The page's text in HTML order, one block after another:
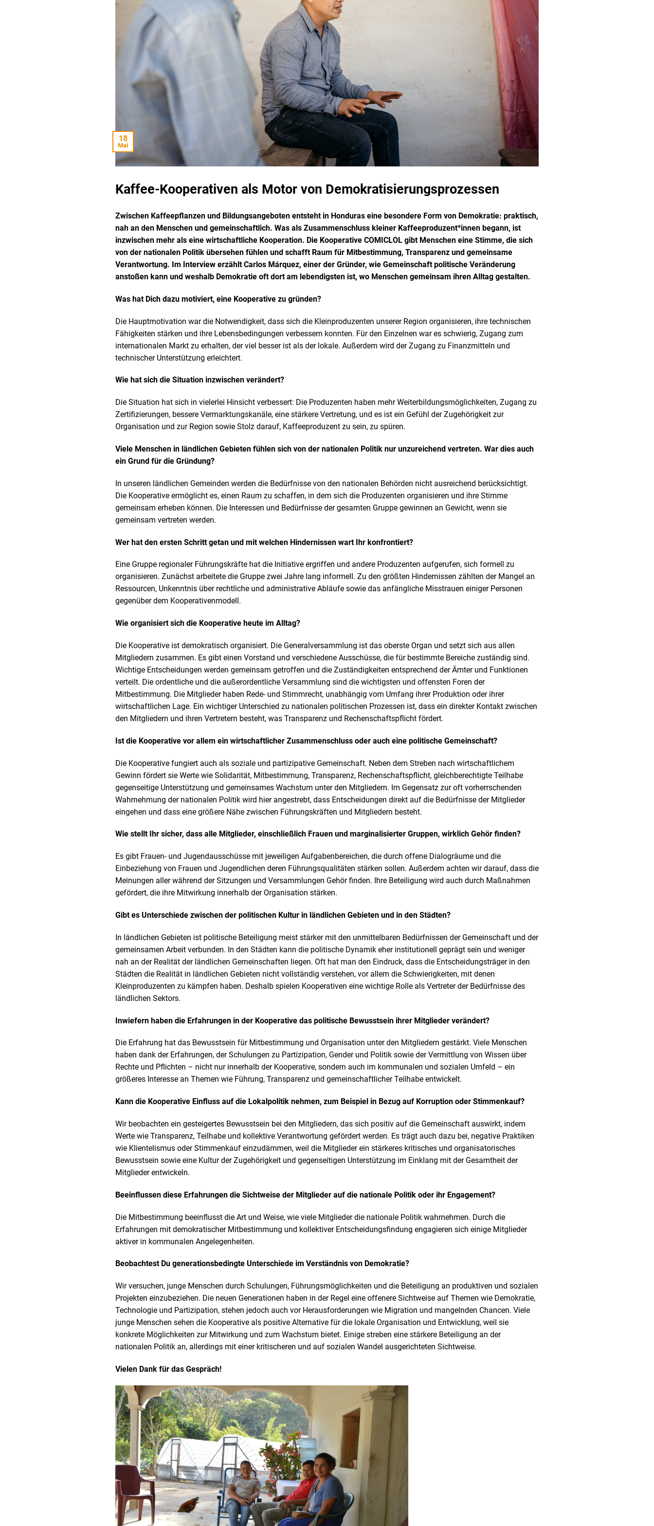
Kaffee-Kooperativen als Motor von Demokratisierungsprozessen
18
Mai
Zwischen Kaffeepflanzen und Bildungsangeboten entsteht in Honduras eine besondere Form von Demokratie: praktisch,
nah an den Menschen und gemeinschaftlich. Was als Zusammenschluss kleiner Kaffeeproduzent*innen begann, ist
inzwischen mehr als eine wirtschaftliche Kooperation. Die Kooperative COMICLOL gibt Menschen eine Stimme, die sich
von der nationalen Politik übersehen fühlen und schafft Raum für Mitbestimmung, Transparenz und gemeinsame
Verantwortung. Im Interview erzählt Carlos Márquez, einer der Gründer, wie Gemeinschaft politische Veränderung
anstoßen kann und weshalb Demokratie oft dort am lebendigsten ist, wo Menschen gemeinsam ihren Alltag gestalten.
Was hat Dich dazu motiviert, eine Kooperative zu gründen?
Die Hauptmotivation war die Notwendigkeit, dass sich die Kleinproduzenten unserer Region organisieren, ihre technischen
Fähigkeiten stärken und ihre Lebensbedingungen verbessern konnten. Für den Einzelnen war es schwierig, Zugang zum
internationalen Markt zu erhalten, der viel besser ist als der lokale. Außerdem wird der Zugang zu Finanzmitteln und
technischer Unterstützung erleichtert.
Wie hat sich die Situation inzwischen verändert?
Die Situation hat sich in vielerlei Hinsicht verbessert: Die Produzenten haben mehr Weiterbildungsmöglichkeiten, Zugang zu
Zertifizierungen, bessere Vermarktungskanäle, eine stärkere Vertretung, und es ist ein Gefühl der Zugehörigkeit zur
Organisation und zur Region sowie Stolz darauf, Kaffeeproduzent zu sein, zu spüren.
Viele Menschen in ländlichen Gebieten fühlen sich von der nationalen Politik nur unzureichend vertreten. War dies auch
ein Grund für die Gründung?
In unseren ländlichen Gemeinden werden die Bedürfnisse von den nationalen Behörden nicht ausreichend berücksichtigt.
Die Kooperative ermöglicht es, einen Raum zu schaffen, in dem sich die Produzenten organisieren und ihre Stimme
gemeinsam erheben können. Die Interessen und Bedürfnisse der gesamten Gruppe gewinnen an Gewicht, wenn sie
gemeinsam vertreten werden.
Wer hat den ersten Schritt getan und mit welchen Hindernissen wart Ihr konfrontiert?
Eine Gruppe regionaler Führungskräfte hat die Initiative ergriffen und andere Produzenten aufgerufen, sich formell zu
organisieren. Zunächst arbeitete die Gruppe zwei Jahre lang informell. Zu den größten Hindernissen zählten der Mangel an
Ressourcen, Unkenntnis über rechtliche und administrative Abläufe sowie das anfängliche Misstrauen einiger Personen
gegenüber dem Kooperativenmodell.
Wie organisiert sich die Kooperative heute im Alltag?
Die Kooperative ist demokratisch organisiert. Die Generalversammlung ist das oberste Organ und setzt sich aus allen
Mitgliedern zusammen. Es gibt einen Vorstand und verschiedene Ausschüsse, die für bestimmte Bereiche zuständig sind.
Wichtige Entscheidungen werden gemeinsam getroffen und die Zuständigkeiten entsprechend der Ämter und Funktionen
verteilt. Die ordentliche und die außerordentliche Versammlung sind die wichtigsten und offensten Foren der
Mitbestimmung. Die Mitglieder haben Rede- und Stimmrecht, unabhängig vom Umfang ihrer Produktion oder ihrer
wirtschaftlichen Lage. Ein wichtiger Unterschied zu nationalen politischen Prozessen ist, dass ein direkter Kontakt zwischen
den Mitgliedern und ihren Vertretern besteht, was Transparenz und Rechenschaftspflicht fördert.
Ist die Kooperative vor allem ein wirtschaftlicher Zusammenschluss oder auch eine politische Gemeinschaft?
Die Kooperative fungiert auch als soziale und partizipative Gemeinschaft. Neben dem Streben nach wirtschaftlichem
Gewinn fördert sie Werte wie Solidarität, Mitbestimmung, Transparenz, Rechenschaftspflicht, gleichberechtigte Teilhabe
gegenseitige Unterstützung und gemeinsames Wachstum unter den Mitgliedern. Im Gegensatz zur oft vorherrschenden
Wahrnehmung der nationalen Politik wird hier angestrebt, dass Entscheidungen direkt auf die Bedürfnisse der Mitglieder
eingehen und dass eine größere Nähe zwischen Führungskräften und Mitgliedern besteht.
Wie stellt Ihr sicher, dass alle Mitglieder, einschließlich Frauen und marginalisierter Gruppen, wirklich Gehör finden?
Es gibt Frauen- und Jugendausschüsse mit jeweiligen Aufgabenbereichen, die durch offene Dialogräume und die
Einbeziehung von Frauen und Jugendlichen deren Führungsqualitäten stärken sollen. Außerdem achten wir darauf, dass die
Meinungen aller während der Sitzungen und Versammlungen Gehör finden. Ihre Beteiligung wird auch durch Maßnahmen
gefördert, die ihre Mitwirkung innerhalb der Organisation stärken.
Gibt es Unterschiede zwischen der politischen Kultur in ländlichen Gebieten und in den Städten?
In ländlichen Gebieten ist politische Beteiligung meist stärker mit den unmittelbaren Bedürfnissen der Gemeinschaft und der
gemeinsamen Arbeit verbunden. In den Städten kann die politische Dynamik eher institutionell geprägt sein und weniger
nah an der Realität der ländlichen Gemeinschaften liegen. Oft hat man den Eindruck, dass die Entscheidungsträger in den
Städten die Realität in ländlichen Gebieten nicht vollständig verstehen, vor allem die Schwierigkeiten, mit denen
Kleinproduzenten zu kämpfen haben. Deshalb spielen Kooperativen eine wichtige Rolle als Vertreter der Bedürfnisse des
ländlichen Sektors.
Inwiefern haben die Erfahrungen in der Kooperative das politische Bewusstsein ihrer Mitglieder verändert?
Die Erfahrung hat das Bewusstsein für Mitbestimmung und Organisation unter den Mitgliedern gestärkt. Viele Menschen
haben dank der Erfahrungen, der Schulungen zu Partizipation, Gender und Politik sowie der Vermittlung von Wissen über
Rechte und Pflichten – nicht nur innerhalb der Kooperative, sondern auch im kommunalen und sozialen Umfeld – ein
größeres Interesse an Themen wie Führung, Transparenz und gemeinschaftlicher Teilhabe entwickelt.
Kann die Kooperative Einfluss auf die Lokalpolitik nehmen, zum Beispiel in Bezug auf Korruption oder Stimmenkauf?
Wir beobachten ein gesteigertes Bewusstsein bei den Mitgliedern, das sich positiv auf die Gemeinschaft auswirkt, indem
Werte wie Transparenz, Teilhabe und kollektive Verantwortung gefördert werden. Es trägt auch dazu bei, negative Praktiken
wie Klientelismus oder Stimmenkauf einzudämmen, weil die Mitglieder ein stärkeres kritisches und organisatorisches
Bewusstsein sowie eine Kultur der Zugehörigkeit und gegenseitigen Unterstützung im Einklang mit der Gesamtheit der
Mitglieder entwickeln.
Beeinflussen diese Erfahrungen die Sichtweise der Mitglieder auf die nationale Politik oder ihr Engagement?
Die Mitbestimmung beeinflusst die Art und Weise, wie viele Mitglieder die nationale Politik wahrnehmen. Durch die
Erfahrungen mit demokratischer Mitbestimmung und kollektiver Entscheidungsfindung engagieren sich einige Mitglieder
aktiver in kommunalen Angelegenheiten.
Beobachtest Du generationsbedingte Unterschiede im Verständnis von Demokratie?
Wir versuchen, junge Menschen durch Schulungen, Führungsmöglichkeiten und die Beteiligung an produktiven und sozialen
Projekten einzubeziehen. Die neuen Generationen haben in der Regel eine offenere Sichtweise auf Themen wie Demokratie,
Technologie und Partizipation, stehen jedoch auch vor Herausforderungen wie Migration und mangelnden Chancen. Viele
junge Menschen sehen die Kooperative als positive Alternative für die lokale Organisation und Entwicklung, weil sie
konkrete Möglichkeiten zur Mitwirkung und zum Wachstum bietet. Einige streben eine stärkere Beteiligung an der
nationalen Politik an, allerdings mit einer kritischeren und auf sozialen Wandel ausgerichteten Sichtweise.
Vielen Dank für das Gespräch!